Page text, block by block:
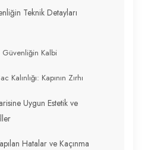
Teknik Detayları
Güvenliğin Kalbi
Kalınlığı: Kapının Zırhı
Uygun Estetik ve
Hatalar ve Kaçınma